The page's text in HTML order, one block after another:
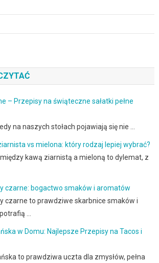
– Przepisy na świąteczne sałatki pełne
na naszych stołach pojawiają się nie …
vs mielona: który rodzaj lepiej wybrać?
kawą ziarnistą a mieloną to dylemat, z
czarne: bogactwo smaków i aromatów
czarne to prawdziwe skarbnice smaków i
…
w Domu: Najlepsze Przepisy na Tacos i
to prawdziwa uczta dla zmysłów, pełna